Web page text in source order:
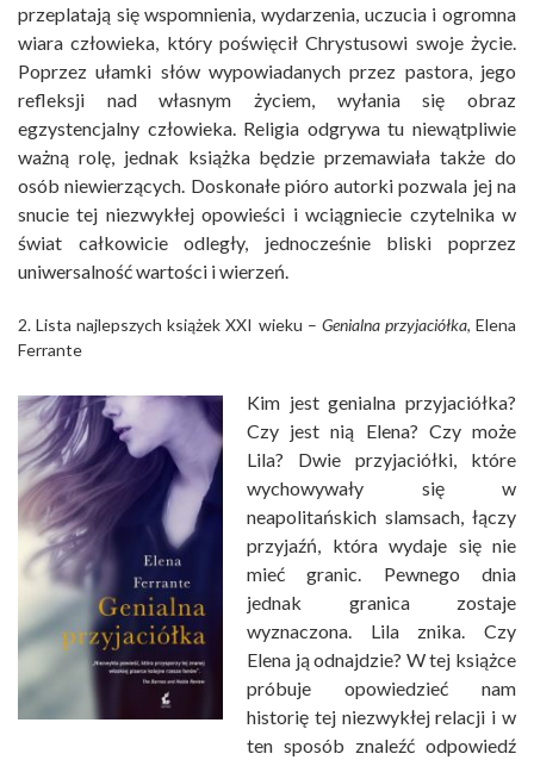
przeplatają się wspomnienia, wydarzenia, uczucia i ogromna
wiara człowieka, który poświęcił Chrystusowi swoje życie.
Poprzez ułamki słów wypowiadanych przez pastora, jego
refleksji nad własnym życiem, wyłania się obraz
egzystencjalny człowieka. Religia odgrywa tu niewątpliwie
ważną rolę, jednak książka będzie przemawiała także do
osób niewierzących. Doskonałe pióro autorki pozwala jej na
snucie tej niezwykłej opowieści i wciągniecie czytelnika w
świat całkowicie odległy, jednocześnie bliski poprzez
uniwersalność wartości i wierzeń.
2. Lista najlepszych książek XXI wieku – Genialna przyjaciółka, Elena
Ferrante
Kim jest genialna przyjaciółka?
Czy jest nią Elena? Czy może
Lila? Dwie przyjaciółki, które
wychowywały się w
neapolitańskich slamsach, łączy
przyjaźń, która wydaje się nie
mieć granic. Pewnego dnia
jednak granica zostaje
wyznaczona. Lila znika. Czy
Elena ją odnajdzie? W tej książce
próbuje opowiedzieć nam
historię tej niezwykłej relacji i w
ten sposób znaleźć odpowiedź